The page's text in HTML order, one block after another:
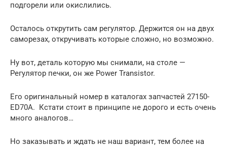
подгорели или окислились.
Осталось открутить сам регулятор. Держится он на двух
саморезах, откручивать которые сложно, но возможно.
Ну вот, деталь которую мы снимали, на столе —
Регулятор печки, он же Power Transistor.
Его оригинальный номер в каталогах запчастей 27150-
ED70A. Кстати стоит в принципе не дорого и есть очень
много аналогов…
Но заказывать и ждать не наш вариант, тем более на